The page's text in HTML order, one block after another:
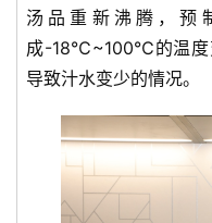
汤品重新沸腾，预
成-18℃~100℃的温度
导致汁水变少的情况。